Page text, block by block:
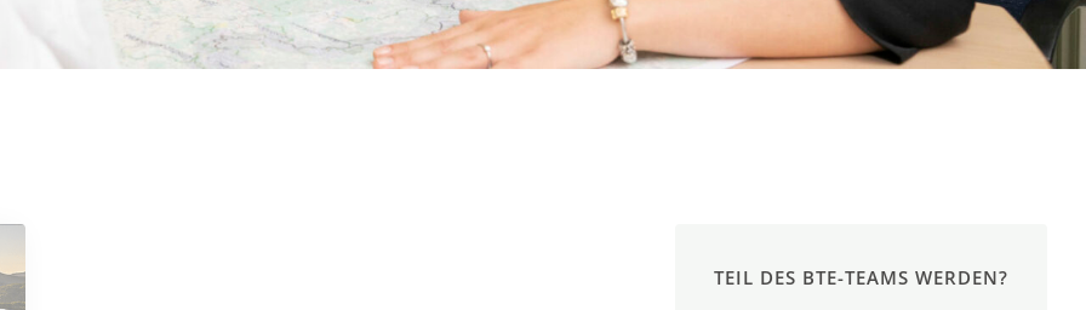
TEIL DES BTE-TEAMS WERDEN?